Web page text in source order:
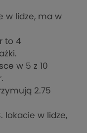
w lidze, ma w
to 4
w 5 z 10
2.75
lokacie w lidze,